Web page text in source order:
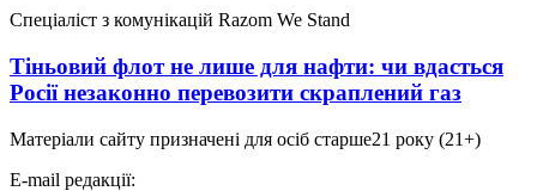
Спеціаліст з комунікацій Razom We Stand
Тіньовий флот не лише для нафти: чи вдасться
Росії незаконно перевозити скраплений газ
Матеріали сайту призначені для осіб старше21 року (21+)
E-mail редакції: